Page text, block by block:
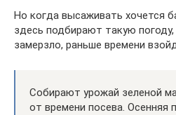
Но когда высаживать хочется
здесь подбирают такую
замерзло, раньше времени
Собирают урожай зеленой
от времени посева. Осенняя